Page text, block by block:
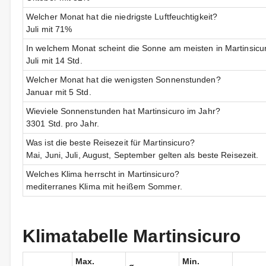
Welcher Monat hat die niedrigste Luftfeuchtigkeit?
Juli mit 71%
In welchem Monat scheint die Sonne am meisten in
Juli mit 14 Std.
Welcher Monat hat die wenigsten Sonnenstunden?
Januar mit 5 Std.
Wieviele Sonnenstunden hat Martinsicuro im Jahr?
3301 Std. pro Jahr.
Was ist die beste Reisezeit für Martinsicuro?
Mai, Juni, Juli, August, September gelten als beste Reisezeit.
Welches Klima herrscht in Martinsicuro?
mediterranes Klima mit heißem Sommer.
Klimatabelle Martinsicuro
Max. Min.